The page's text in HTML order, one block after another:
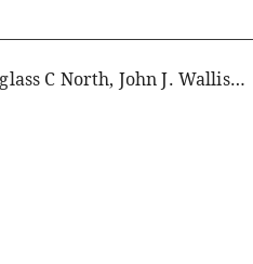
Douglass C North, John J. Wallis, Barry R. Weingast